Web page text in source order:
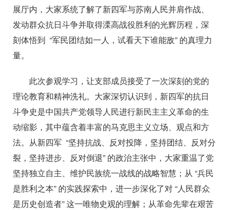
展厅内，大家系统了解了新四军与苏南人民并肩作战、
发动群众抗日斗争并取得溧高战役胜利的光辉历程，深
刻体悟到 “军民团结如一人，试看天下谁能敌” 的真理力
量。
此次参观学习，让支部成员接受了一次深刻的党的
理论教育和精神洗礼。大家深切认识到，新四军的抗日
斗争史是中国共产党领导人民进行新民主主义革命的生
动缩影，其中蕴含着丰富的马克思主义立场、观点和方
法。从新四军 “坚持抗战、反对投降，坚持团结、反对分
裂，坚持进步、反对倒退” 的政治主张中，大家重温了党
坚持独立自主、维护民族统一战线的战略智慧；从 “兵民
是胜利之本” 的实践探索中，进一步深化了对 “人民群众
是历史创造者” 这一唯物史观的理解；从革命先辈在艰苦